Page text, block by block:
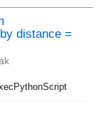
distance =